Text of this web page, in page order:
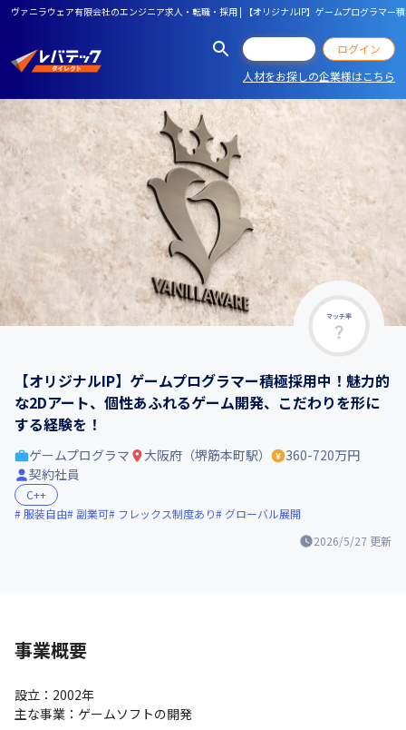
ヴァニラウェア有限会社のエンジニア求人・転職・採用 | 【オリジナルIP】ゲームプログラマ
ログイン
人材をお探しの企業様はこちら
マッチ率
【オリジナルIP】ゲームプログラマー積極採用中！魅力的
な2Dアート、個性あふれるゲーム開発、こだわりを形に
する経験を！
2026/5/27 更新
ゲームプログラマ 大阪府（堺筋本町駅）
360-720万円
契約社員
C++
服装自由
副業可 フレックス制度あり グローバル展開
事業概要
設立：2002年
主な事業：ゲームソフトの開発